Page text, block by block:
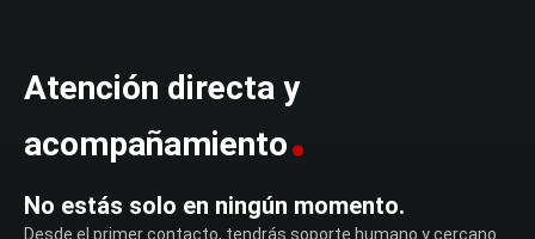
Atención directa y
acompañamiento.
No estás solo en ningún momento.
Desde el primer contacto, tendrás soporte humano y cercano.